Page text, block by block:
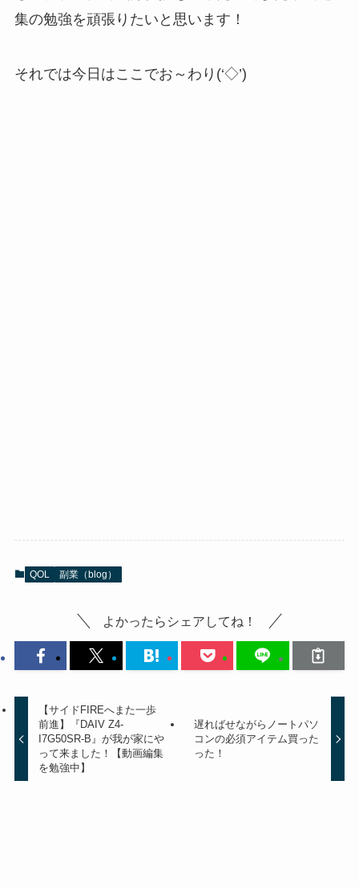
集の勉強を頑張りたいと思います！
それでは今日はここでお～わり(‘◇’)ゞ
QOL 副業（blog）
よかったらシェアしてね！
【サイドFIREへまた一歩
前進】『DAIV Z4-
I7G50SR-B』が我が家にや
って来ました！【動画編集
を勉強中】
遅ればせながらノートパソ
コンの必須アイテム買った
った！